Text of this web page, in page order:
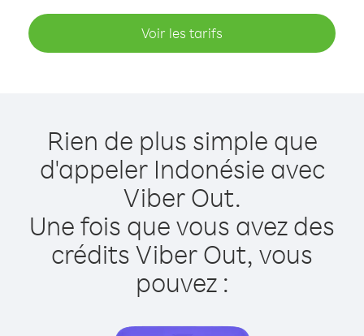
Voir les tarifs
Rien de plus simple que
d'appeler Indonésie avec
Viber Out.
Une fois que vous avez des
crédits Viber Out, vous
pouvez :